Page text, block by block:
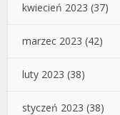
kwiecień 2023 (37)
marzec 2023 (42)
luty 2023 (38)
styczeń 2023 (38)